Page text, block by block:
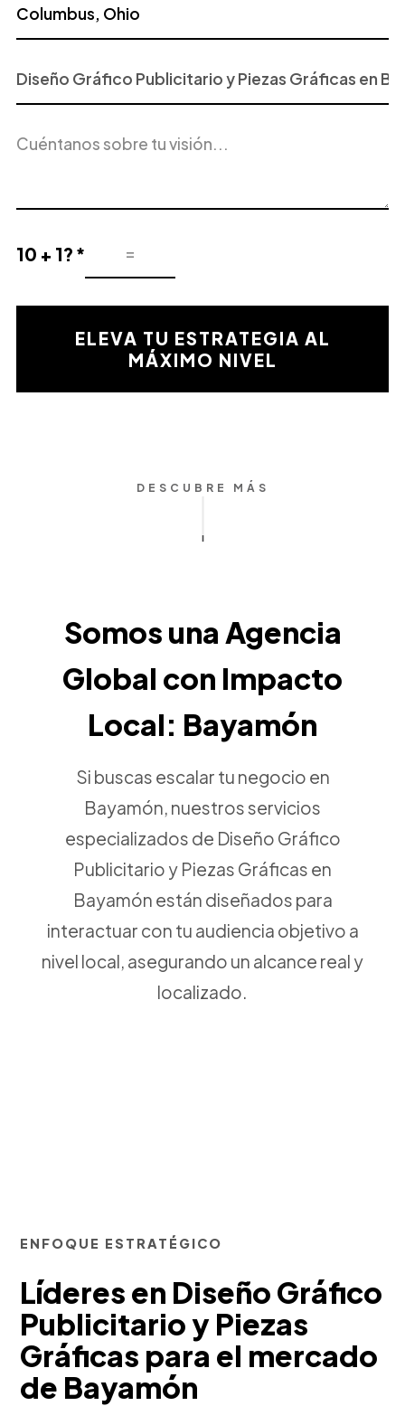
o
Servicio
Interés
del
10 + 1? *
Resultado
la
validaciónELEVA TU ESTRATEGIA AL
MÁXIMO NIVEL
DESCUBRE MÁS
Somos una Agencia
Global con Impacto
Local: Bayamón
Si buscas escalar tu negocio en
Bayamón, nuestros servicios
especializados de Diseño Gráfico
Publicitario y Piezas Gráficas en
Bayamón están diseñados para
interactuar con tu audiencia objetivo a
nivel local, asegurando un alcance real y
localizado.
ENFOQUE ESTRATÉGICO
Líderes en Diseño Gráfico
Publicitario y Piezas
Gráficas para el mercado
de Bayamón